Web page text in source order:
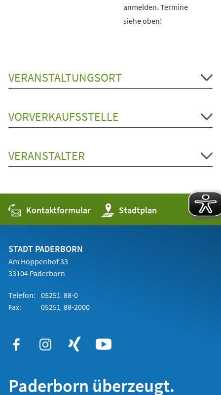
anmelden. Termine
siehe oben!
VERANSTALTUNGSORT
VORVERKAUFSSTELLE
VERANSTALTER
Kontaktformular Stadtplan
(Öffnet
in
einem
STADT PADERBORN
Am Hoppenhof 33
33104 Paderborn
Telefon: 05251 88-0
Fax:
05251 88-2000
Paderborn überzeugt.